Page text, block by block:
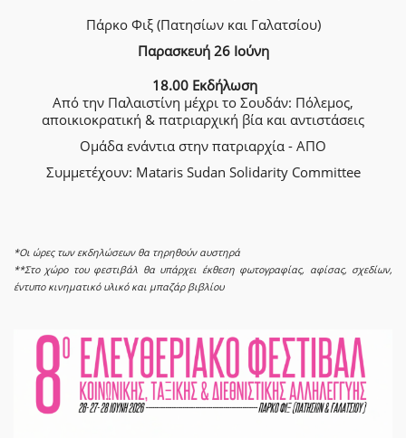
Πάρκο Φιξ (Πατησίων και Γαλατσίου)
Παρασκευή 26 Ιούνη
18.00 Εκδήλωση
Από την Παλαιστίνη μέχρι το Σουδάν: Πόλεμος,
αποικιοκρατική & πατριαρχική βία και αντιστάσεις
Ομάδα ενάντια στην πατριαρχία - ΑΠΟ
Συμμετέχουν: Mataris Sudan Solidarity Committee
*Οι ώρες των εκδηλώσεων θα τηρηθούν αυστηρά
**Στο χώρο του φεστιβάλ θα υπάρχει έκθεση φωτογραφίας, αφίσας, σχεδίων,
έντυπο κινηματικό υλικό και μπαζάρ βιβλίου